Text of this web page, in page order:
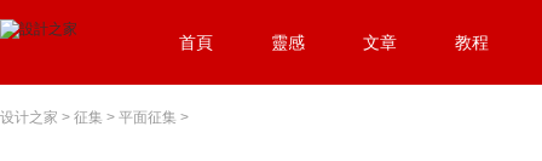
首頁 靈感 文章 教程
设计之家 > 征集 > 平面征集 >